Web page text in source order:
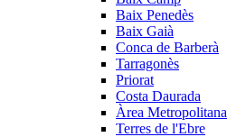
Baix Penedès
Baix Gaià
Conca de Barberà
Tarragonès
Priorat
Costa Daurada
Àrea Metropolitana
Terres de l'Ebre